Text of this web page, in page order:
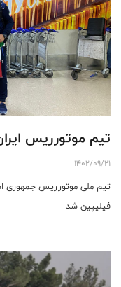
تیم موتورریس
1402/09/21
فیلیپین شد